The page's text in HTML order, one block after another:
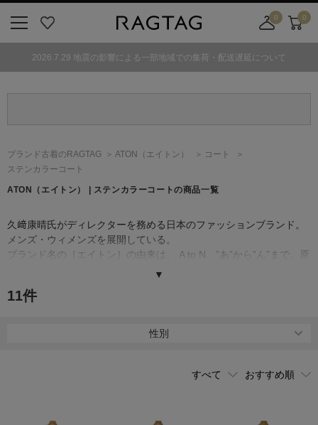
気
0
舗
カ
0
2026.7.29 地震の影響による一部地域での集荷・配送遅延について
ブランド古着のRAGTAG ATON （エイトン）
コート
ステンカラーコート
ATON （エイトン） | ステンカラーコートの商品一覧
久﨑康晴氏がディレクターを務める日本のファッションブランド。
メンズ・ウィメンズを展開している。
ブランド名の［エイトン］の由来は、 A to N、”あ”から”ん”まで。原
という思いが込められている。
は、”着姿の美しさを考えてデザインされたシルエット”が魅力。ま
の原毛を愛知県一宮市で糸から織り上げた「ピュアキャメル」な
カラー」製品も展開。媒染剤を使用しない堅牢技術を取り入れてい
▼
11件
性別